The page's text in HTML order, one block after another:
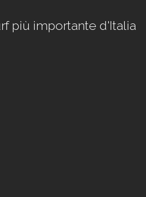
più importante d'Italia